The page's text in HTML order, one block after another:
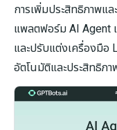
การเพิ่มประสิทธิภาพแ
แพลตฟอร์ม AI Agent
และปรับแต่งเครื่องมือ
อัตโนมัติและประสิทธิภ